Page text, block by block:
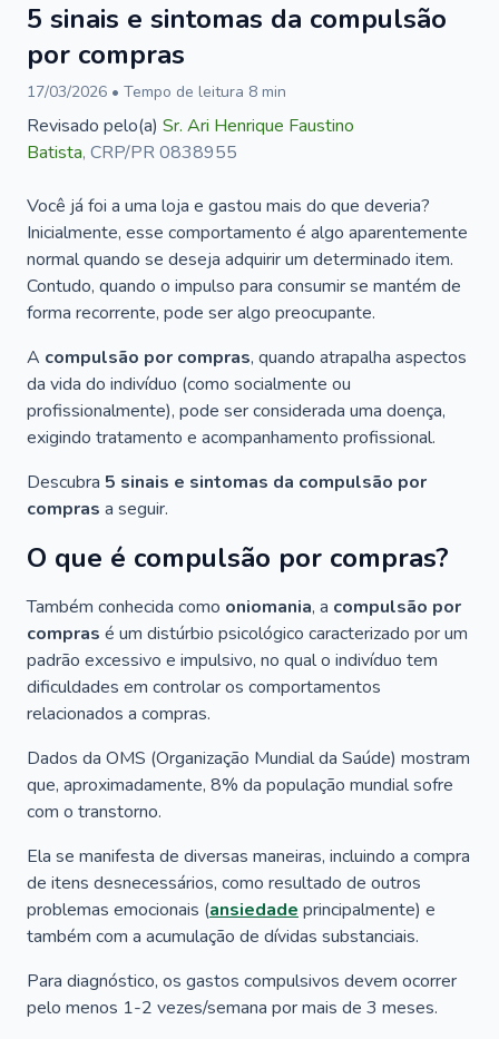
5 sinais e sintomas da compulsão
por compras
17/03/2026 • Tempo de leitura 8 min
Revisado pelo(a) Sr. Ari Henrique Faustino
Batista, CRP/PR 0838955
Você já foi a uma loja e gastou mais do que deveria?
Inicialmente, esse comportamento é algo aparentemente
normal quando se deseja adquirir um determinado item.
Contudo, quando o impulso para consumir se mantém de
forma recorrente, pode ser algo preocupante.
A compulsão por compras, quando atrapalha aspectos
da vida do indivíduo (como socialmente ou
profissionalmente), pode ser considerada uma doença,
exigindo tratamento e acompanhamento profissional.
Descubra 5 sinais e sintomas da compulsão por
compras a seguir.
O que é compulsão por compras?
Também conhecida como oniomania, a compulsão por
compras é um distúrbio psicológico caracterizado por um
padrão excessivo e impulsivo, no qual o indivíduo tem
dificuldades em controlar os comportamentos
relacionados a compras.
Dados da OMS (Organização Mundial da Saúde) mostram
que, aproximadamente, 8% da população mundial sofre
com o transtorno.
Ela se manifesta de diversas maneiras, incluindo a compra
de itens desnecessários, como resultado de outros
problemas emocionais (ansiedadeprincipalmente) e
também com a acumulação de dívidas substanciais.
Para diagnóstico, os gastos compulsivos devem ocorrer
pelo menos 1-2 vezes/semana por mais de 3 meses.